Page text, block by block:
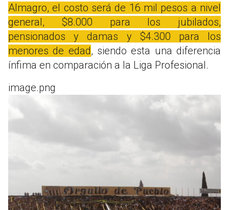
Almagro, el costo será de 16 mil pesos a nivel
general, $8.000 para los jubilados,
pensionados y damas y $4.300 para los
menores de edad, siendo esta una diferencia
ínfima en comparación a la Liga Profesional.
image.png